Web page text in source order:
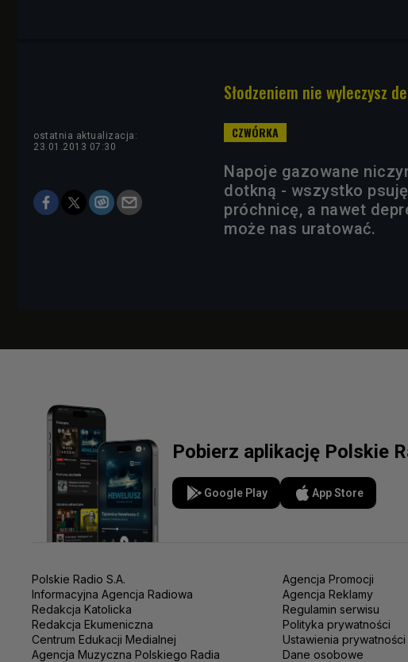
Słodzeniem nie wyleczysz
ostatnia aktualizacja:
23.01.2013 07:30
Napoje gazowane
dotkną - wszystko
próchnicę, a nawet
może nas uratować.
Pobierz aplikację Polskie
Google Play App Store
Polskie Radio S.A.
Informacyjna Agencja Radiowa
Redakcja Katolicka
Redakcja Ekumeniczna
Centrum Edukacji Medialnej
Agencja Muzyczna Polskiego Radia
Agencja Promocji
Agencja Reklamy
Regulamin serwisu
Polityka prywatności
Ustawienia prywatności
Dane osobowe